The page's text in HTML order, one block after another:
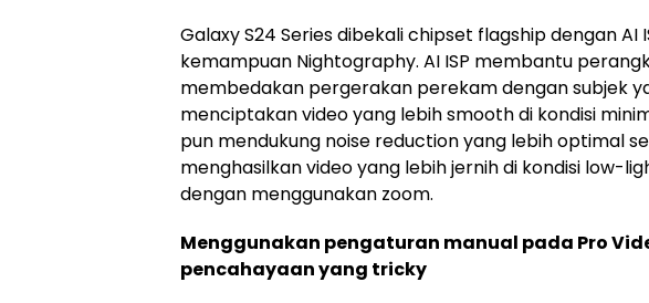
Galaxy S24 Series dibekali chipset flagship dengan AI
kemampuan Nightography. AI ISP membantu
membedakan pergerakan perekam dengan subjek
menciptakan video yang lebih smooth di kondisi
pun mendukung noise reduction yang lebih optimal
menghasilkan video yang lebih jernih di kondisi low-
dengan menggunakan zoom.
Menggunakan pengaturan manual pada Pro
pencahayaan yang tricky